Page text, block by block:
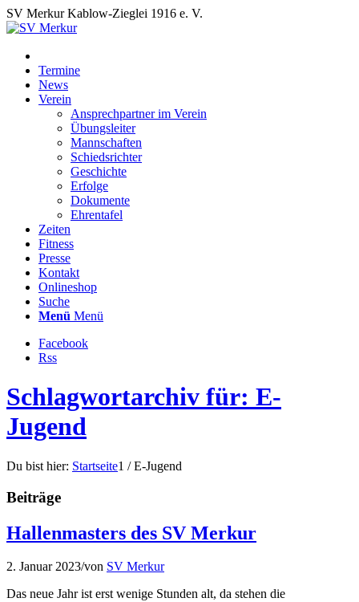
SV Merkur Kablow-Zieglei 1916 e. V.
Termine
News
Verein
Ansprechpartner im Verein
Übungsleiter
Mannschaften
Schiedsrichter
Geschichte
Erfolge
Dokumente
Ehrentafel
Zeiten
Fitness
Presse
Kontakt
Onlineshop
Suche
Menü Menü
Facebook
Rss
Schlagwortarchiv für: E-
Jugend
Du bist hier: Startseite1 / E-Jugend
Beiträge
Hallenmasters des SV Merkur
2. Januar 2023/von SV Merkur
Das neue Jahr ist erst wenige Stunden alt, da stehen die